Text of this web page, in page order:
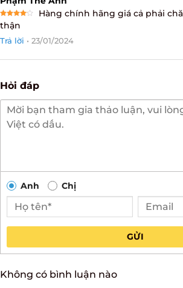
out of 5
Hàng chính hãng giá cả phải
thận
Trả lời 23/01/2024
Hỏi đáp
Anh Chị
GỬI
Không có bình luận nào